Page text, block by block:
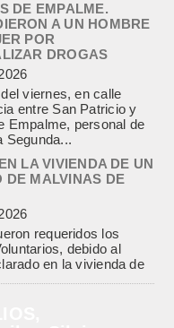
DE EMPALME.
A UN HOMBRE
POR
DROGAS
viernes, en calle
entre San Patricio y
Empalme, personal de
Segunda...
LA VIVIENDA DE UN
DE MALVINAS DE
requeridos los
debido al
en la vivienda de
Caminos 1.200,